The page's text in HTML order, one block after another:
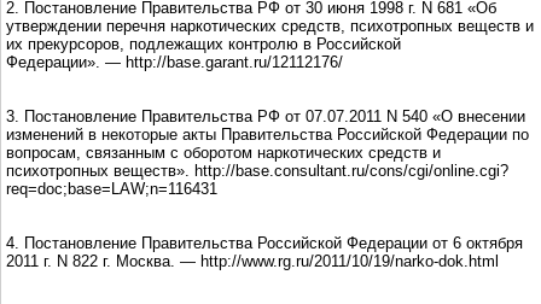
2. Постановление Правительства РФ от 30 июня 1998 г. N 681 «Об
утверждении перечня наркотических средств, психотропных веществ и
их прекурсоров, подлежащих контролю в Российской
Федерации». — http://base.garant.ru/12112176/
3. Постановление Правительства РФ от 07.07.2011 N 540 «О внесении
изменений в некоторые акты Правительства Российской Федерации по
вопросам, связанным с оборотом наркотических средств и
психотропных веществ». http://base.consultant.ru/cons/cgi/online.cgi?
req=doc;base=LAW;n=116431
4. Постановление Правительства Российской Федерации от 6 октября
2011 г. N 822 г. Москва. — http://www.rg.ru/2011/10/19/narko-dok.html